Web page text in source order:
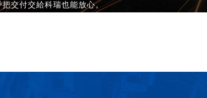
交付交給科瑞也能放心。